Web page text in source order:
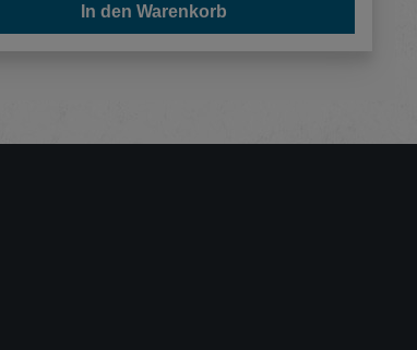
In den Warenkorb